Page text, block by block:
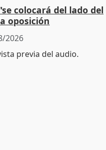
colocará del lado del
oposición
2026